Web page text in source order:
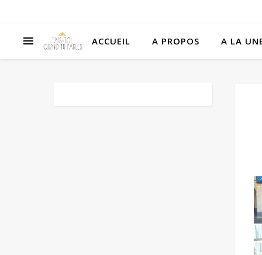
ACCUEIL A PROPOS A LA